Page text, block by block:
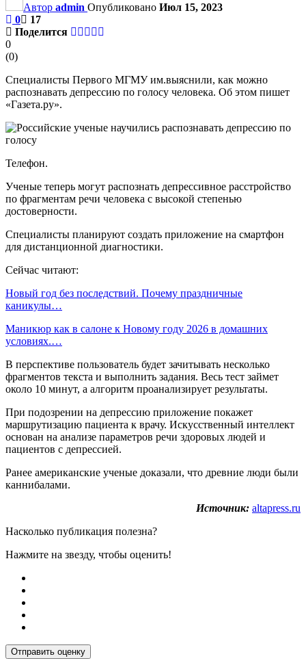
Автор admin Опубликовано Июл 15, 2023
0
17
Поделится
0
(0)
Специалисты Первого МГМУ им.выяснили, как можно
распознавать депрессию по голосу человека. Об этом пишет
«Газета.ру».
Телефон.
Ученые теперь могут распознать депрессивное расстройство
по фрагментам речи человека с высокой степенью
достоверности.
Специалисты планируют создать приложение на смартфон
для дистанционной диагностики.
Сейчас читают:
Новый год без последствий. Почему праздничные
каникулы…
Маникюр как в салоне к Новому году 2026 в домашних
условиях.…
В перспективе пользователь будет зачитывать несколько
фрагментов текста и выполнить задания. Весь тест займет
около 10 минут, а алгоритм проанализирует результаты.
При подозрении на депрессию приложение покажет
маршрутизацию пациента к врачу. Искусственный интеллект
основан на анализе параметров речи здоровых людей и
пациентов с депрессией.
Ранее американские ученые доказали, что древние люди были
каннибалами.
Источник: altapress.ru
Насколько публикация полезна?
Нажмите на звезду, чтобы оценить!
Отправить оценку